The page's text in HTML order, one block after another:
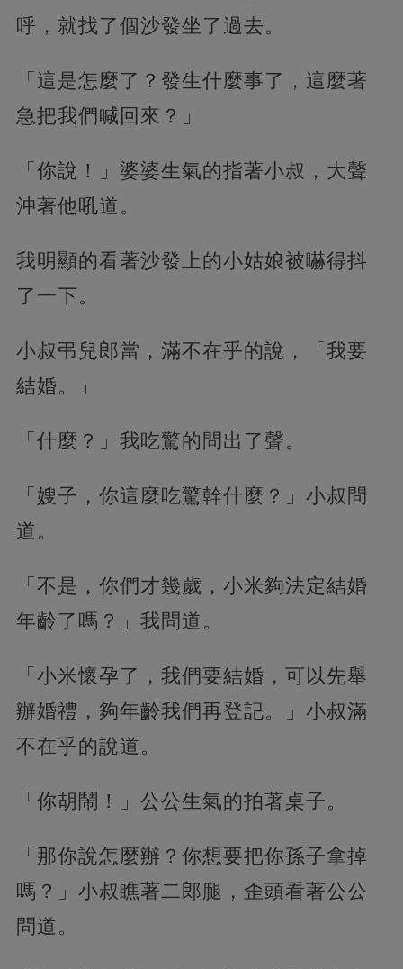
呼，就找了個沙發坐了過去。
「這是怎麼了？發生什麼事了，這麼著
急把我們喊回來？」
「你說！」婆婆生氣的指著小叔，大聲
沖著他吼道。
我明顯的看著沙發上的小姑娘被嚇得抖
了一下。
小叔弔兒郎當，滿不在乎的說，「我要
結婚。」
「什麼？」我吃驚的問出了聲。
「嫂子，你這麼吃驚幹什麼？」小叔問
道。
「不是，你們才幾歲，小米夠法定結婚
年齡了嗎？」我問道。
「小米懷孕了，我們要結婚，可以先舉
辦婚禮，夠年齡我們再登記。」小叔滿
不在乎的說道。
「你胡鬧！」公公生氣的拍著桌子。
「那你說怎麼辦？你想要把你孫子拿掉
嗎？」小叔瞧著二郎腿，歪頭看著公公
問道。